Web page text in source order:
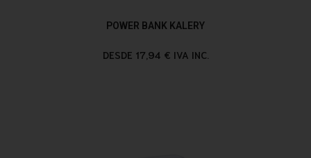
POWER BANK KALERY
DESDE 17,94 € IVA INC.